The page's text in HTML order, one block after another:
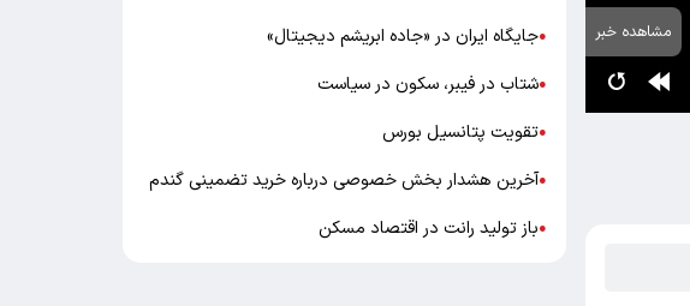
مشاهده خبر ●جایگاه ایران در «جاده ابریشم دیجیتال»
●شتاب در فیبر، سکون در سیاست
●تقویت پتانسیل بورس
●آخرین هشدار بخش خصوصی درباره خرید تضمینی گندم
●باز تولید رانت در اقتصاد مسکن